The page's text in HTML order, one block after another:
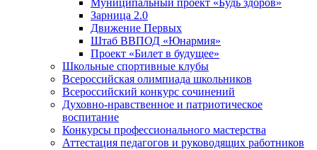
Муниципальный проект «Будь здоров»
Зарница 2.0
Движение Первых
Штаб ВВПОД «Юнармия»
Проект «Билет в будущее»
Школьные спортивные клубы
Всероссийская олимпиада школьников
Всероссийский конкурс сочинений
Духовно-нравственное и патриотическое
воспитание
Конкурсы профессионального мастерства
Аттестация педагогов и руководящих работников